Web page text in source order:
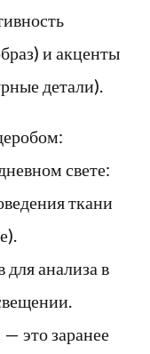
и акценты
детали).
свете:
ткани
анализа в
это заранее